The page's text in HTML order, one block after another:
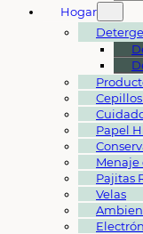
Hogar
Papel
Menaje
Pajitas
Velas